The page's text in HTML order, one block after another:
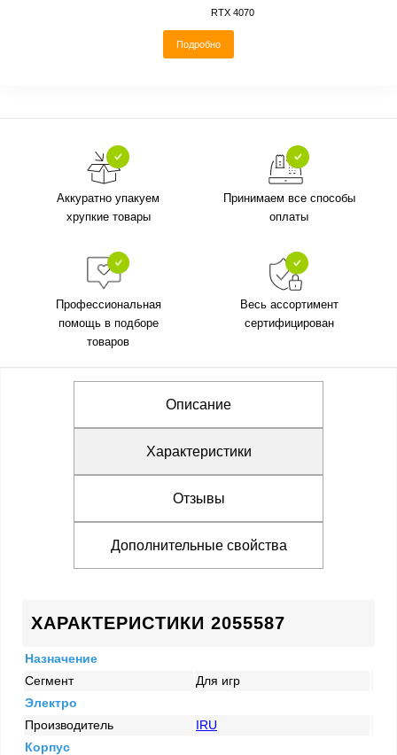
RTX 4070
Подробно
Аккуратно упакуем
хрупкие товары
Принимаем все способы
оплаты
Профессиональная
помощь в подборе
товаров
Весь ассортимент
сертифицирован
Описание
Характеристики
Отзывы
Дополнительные свойства
ХАРАКТЕРИСТИКИ 2055587
Назначение
Сегмент
Для игр
Электро
Производитель
IRU
Корпус